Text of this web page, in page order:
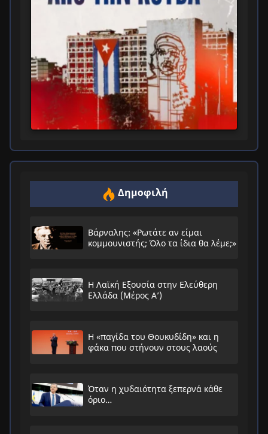
Δημοφιλή
Βάρναλης: «Ρωτάτε αν είμαι
κομμουνιστής; Όλο τα ίδια θα λέμε;»
Η Λαϊκή Εξουσία στην Ελεύθερη
Ελλάδα (Μέρος Α’)
Η «παγίδα του Θουκυδίδη» και η
φάκα που στήνουν στους λαούς
Όταν η χυδαιότητα ξεπερνά κάθε
όριο…